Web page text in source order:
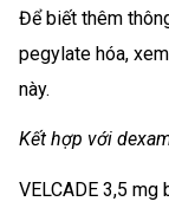
Để biết thêm
pegylate hóa,
này.
Kết hợp với
VELCADE 3,5